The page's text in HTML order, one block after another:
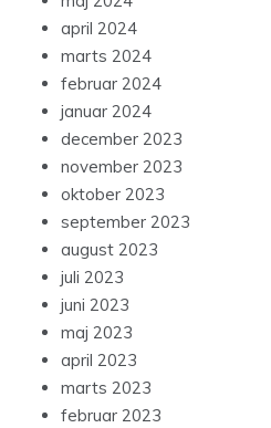
april 2024
marts 2024
februar 2024
januar 2024
december 2023
november 2023
oktober 2023
september 2023
august 2023
juli 2023
juni 2023
maj 2023
april 2023
marts 2023
februar 2023